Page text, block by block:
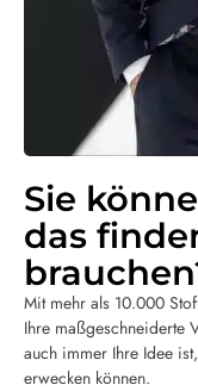
Sie
das
Mit mehr als 10.000
Ihre maßgeschneiderte
auch immer Ihre Idee
erwecken können.